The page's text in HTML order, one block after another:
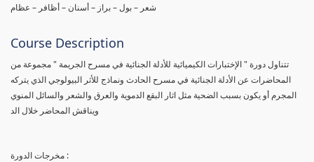
شعر – بول – براز – أسنان – أظافر – عظام
Course Description
تتناول دورة " الإختبارات الكيميائية للأدلة الجنائية في مسرح الجريمة " مجموعة من
المحاضرات عن الأدلة الجنائية في مسرح الحادث ونماذج للأثر البيولوجي الذي يتركه
المجرم أو يكون بسبب الضحية مثل اثار البقع الدموية والعرق والشعر والسائل المنوي
ويناقش المحاضر خلال الد
مخرجات الدورة :